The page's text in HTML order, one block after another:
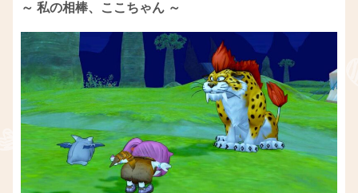
～ 私の相棒、ここちゃん ～